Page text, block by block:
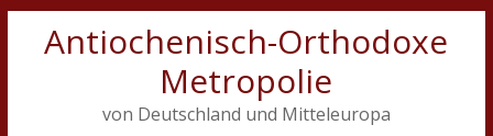
Antiochenisch-Orthodoxe
Metropolie
von Deutschland und Mitteleuropa